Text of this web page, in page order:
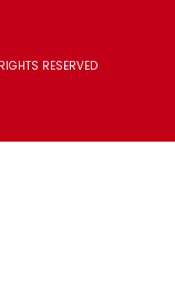
RESERVED